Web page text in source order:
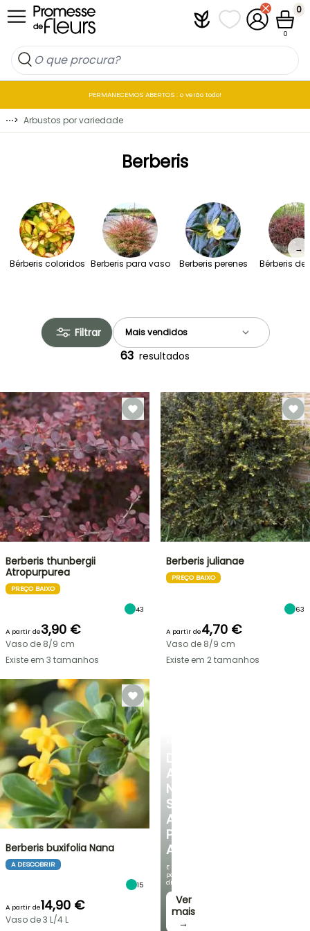
Ir para o Conteúdo PlantfitAs minhas listas
A minha
0
0
PERMANECEMOS ABERTOS : o verão todo!
⋯> Arbustos por variedade
Berberis
Bérberis coloridos Berberis para vaso Berberis perenes Bérberis de
→
Filtrar
63 resultados
DESCUBRA
A
NOSSA
SELEÇÃO
A
PREÇOS
ACESSÍVEIS
E
poupe
dinheiro!
Ver
mais
→
Berberis thunbergii
Atropurpurea
PREÇO BAIXO
43
A partir de3,90 €
Vaso de 8/9 cm
Existe em 3 tamanhos
Berberis julianae
PREÇO BAIXO
63
A partir de4,70 €
Vaso de 8/9 cm
Existe em 2 tamanhos
Berberis buxifolia Nana
A DESCOBRIR
15
A partir de14,90 €
Vaso de 3 L/4 L